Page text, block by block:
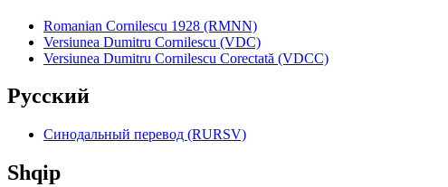
Romanian Cornilescu 1928 (RMNN)
Versiunea Dumitru Cornilescu (VDC)
Versiunea Dumitru Cornilescu Corectată (VDCC)
Pyccкий
Синодальный перевод (RURSV)
Shqip